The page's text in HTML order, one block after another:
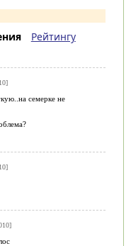
Рейтингу
семерке не